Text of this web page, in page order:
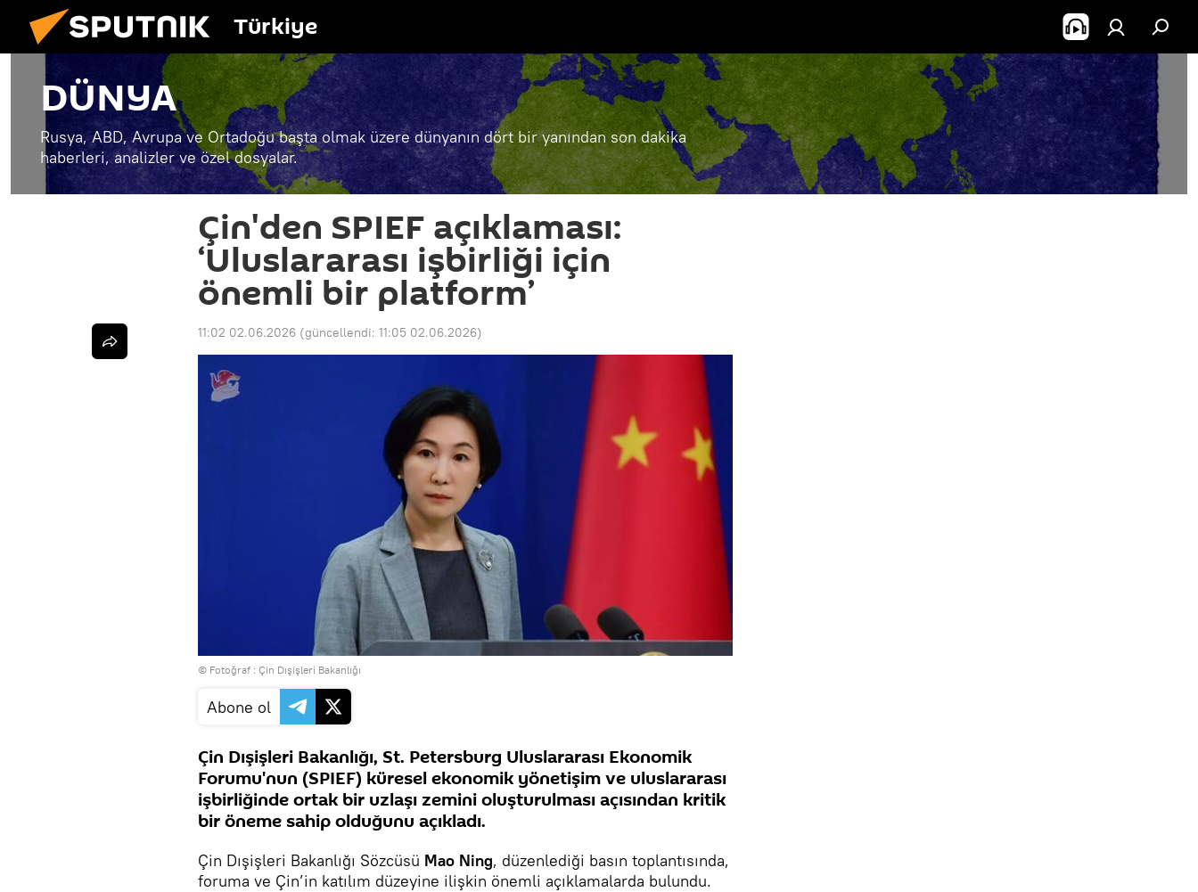
Türkiye
DÜNYA
Rusya, ABD, Avrupa ve Ortadoğu başta olmak üzere dünyanın dört bir yanından son dakika
haberleri, analizler ve özel dosyalar.
Çin'den SPIEF açıklaması:
‘Uluslararası işbirliği için
önemli bir platform’
11:02 02.06.2026 (güncellendi: 11:05 02.06.2026)
© Fotoğraf : Çin Dışişleri Bakanlığı
Abone ol
Çin Dışişleri Bakanlığı, St. Petersburg Uluslararası Ekonomik
Forumu'nun (SPIEF) küresel ekonomik yönetişim ve uluslararası
işbirliğinde ortak bir uzlaşı zemini oluşturulması açısından kritik
bir öneme sahip olduğunu açıkladı.
Çin Dışişleri Bakanlığı Sözcüsü Mao Ning, düzenlediği basın toplantısında,
foruma ve Çin’in katılım düzeyine ilişkin önemli açıklamalarda bulundu.